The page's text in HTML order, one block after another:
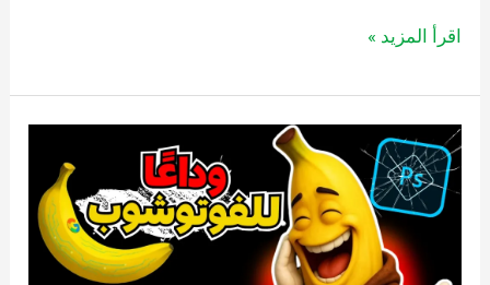
اقرأ المزيد »
13
طريقة
ذكية
لاستخدام